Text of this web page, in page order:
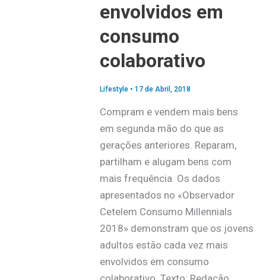
envolvidos em
consumo
colaborativo
Lifestyle• 17 de Abril, 2018
Compram e vendem mais bens
em segunda mão do que as
gerações anteriores. Reparam,
partilham e alugam bens com
mais frequência. Os dados
apresentados no «Observador
Cetelem Consumo Millennials
2018» demonstram que os jovens
adultos estão cada vez mais
envolvidos em consumo